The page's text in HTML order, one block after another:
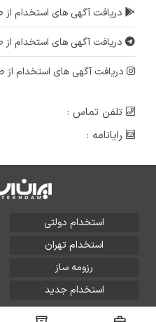
دریافت آگهی های استخدام از
دریافت آگهی های استخدام از
دریافت آگهی های استخدام از
تلفن تماس :
رایانامه :
استخدام دولتی
استخدام تهران
رزومه ساز
استخدام جدید
تمامی حقوق این